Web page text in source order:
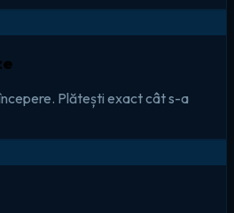
Plătești exact cât s-a